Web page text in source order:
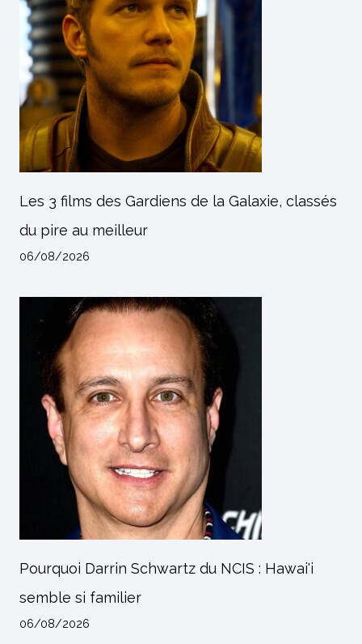
Les 3 films des Gardiens de la Galaxie, classés
du pire au meilleur
06/08/2026
Pourquoi Darrin Schwartz du NCIS : Hawai'i
semble si familier
06/08/2026